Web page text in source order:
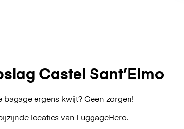
Castel Sant’Elmo
bagage ergens kwijt? Geen zorgen!
locaties van LuggageHero.